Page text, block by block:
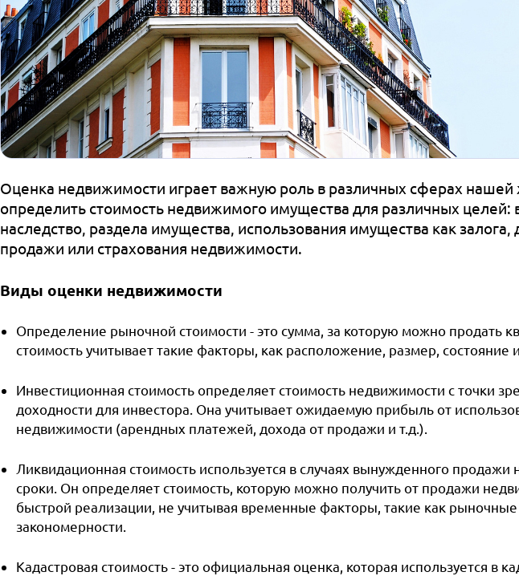
Оценка недвижимости играет важную роль в различных сферах нашей
определить стоимость недвижимого имущества для различных целей:
наследство, раздела имущества, использования имущества как залога,
продажи или страхования недвижимости.
Виды оценки недвижимости
Определение рыночной стоимости - это сумма, за которую можно продать
стоимость учитывает такие факторы, как расположение, размер, состояние
Инвестиционная стоимость определяет стоимость недвижимости с точки
доходности для инвестора. Она учитывает ожидаемую прибыль от
недвижимости (арендных платежей, дохода от продажи и т.д.).
Ликвидационная стоимость используется в случаях вынужденного
сроки. Он определяет стоимость, которую можно получить от продажи
быстрой реализации, не учитывая временные факторы, такие как
закономерности.
Кадастровая стоимость - это официальная оценка, которая используется в